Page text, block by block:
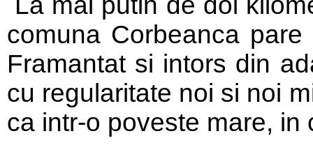
comuna Corbeanca
Framantat si intors din
cu regularitate noi si noi
ca intr-o poveste mare, in